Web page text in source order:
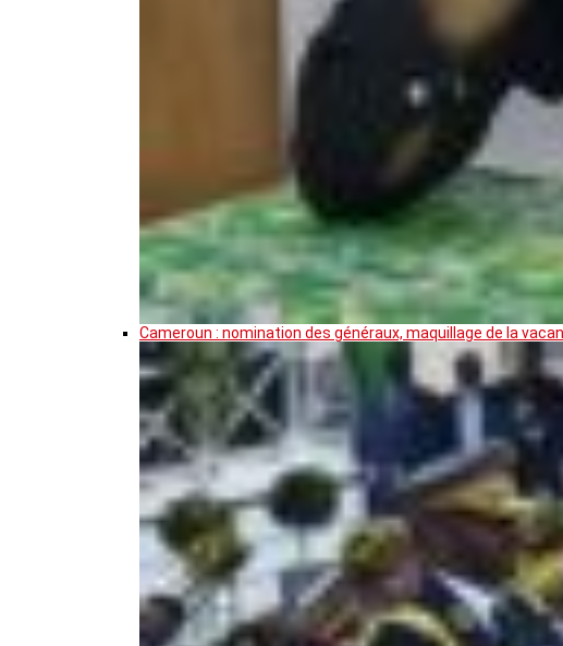
Cameroun : nomination des généraux, maquillage de la